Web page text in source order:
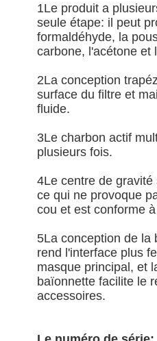
1Le produit a
seule étape: il peut
formaldéhyde, la
carbone, l'acétone et
2La conception
surface du filtre et
fluide.
3Le charbon actif
plusieurs fois.
4Le centre de
ce qui ne provoque
cou et est conforme
5La conception de la
rend l'interface plus
masque principal, et
baïonnette facilite le
accessoires.